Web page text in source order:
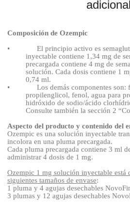
adicional
Composición de Ozempic
•
El principio activo es
inyectable contiene 1,34 mg de
precargada contiene 4 mg de
solución. Cada dosis contiene 1
0,74 ml.
•
Los demás componentes
propilenglicol, fenol, agua para
hidróxido de sodio/ácido
Consulte también la sección 2
Aspecto del producto y contenido del
Ozempic es una solución inyectable
incolora en una pluma precargada.
Cada pluma precargada contiene 3 ml
administrar 4 dosis de 1 mg.
Ozempic 1 mg solución inyectable está
siguientes tamaños de envase:
1 pluma y 4 agujas desechables
3 plumas y 12 agujas desechables